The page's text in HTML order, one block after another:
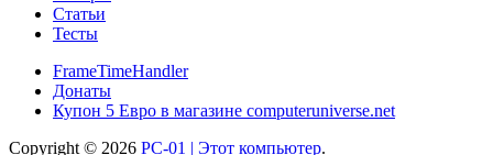
Статьи
Тесты
FrameTimeHandler
Донаты
Купон 5 Евро в магазине computeruniverse.net
Copyright © 2026 PC-01 | Этот компьютер.